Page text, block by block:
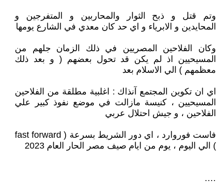
وتم قتل و ذبح الثوار والمحاربين و المتفرجين و
المحايدين و الابرياء و اي حد كان معدي في الشارع يومها
وكان الفلاحين المصريين في ذلك الزمان جلهم من
المسيحيين اذ لم يكن قد تحول بعضهم ( و بعد ذلك
معظمهم ) الي الاسلام بعد
اي ان تكوين المجتمع آنذاك : اغلبية مطلقة من الفلاحين
المسيحيين ، كنيسة مازالت في موضع نفوذ كبير علي
الفلاحين ، و جيش احتلال عربي
فاست فوروارد ، اي دور الشريط بسرعة ( fast forward
) الي اليوم ، يوم من ايام صيف مصر الحار العام 2023
….